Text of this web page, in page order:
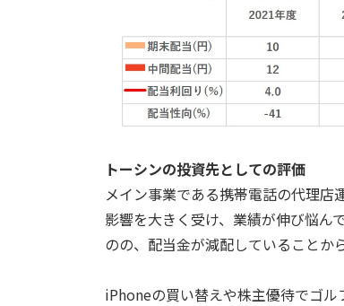
トーシンの投資先としての評価
メイン事業である携帯電話の代理
影響を大きく受け、業績が伸び悩ん
のの、配当金が減配していることか
iPhoneの買い替えや株主優待でゴ